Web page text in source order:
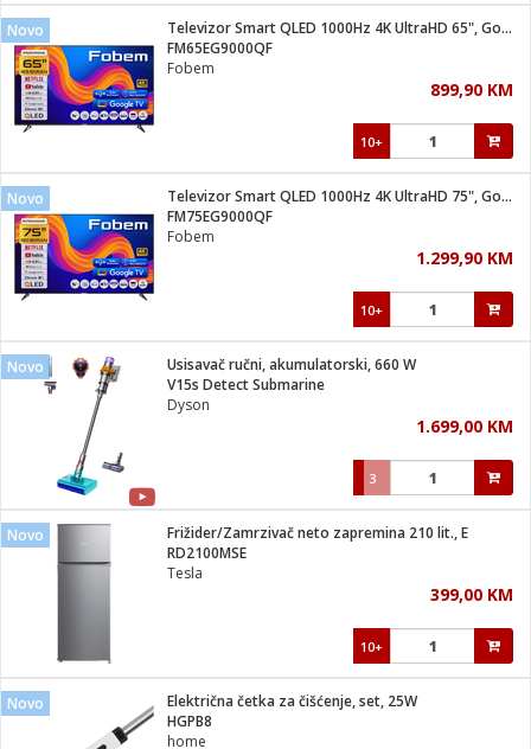
Vitrine
Sušilica
za kosu
brijanje
tuš
Novo
Televizor Smart QLED 1000Hz 4K UltraHD 65", Google TV
FM65EG9000QF
Fobem
899,90 KM
10+
Novo
Televizor Smart QLED 1000Hz 4K UltraHD 75", Google TV
FM75EG9000QF
Fobem
1.299,90 KM
10+
Novo
Usisavač ručni, akumulatorski, 660 W
V15s Detect Submarine
Dyson
1.699,00 KM
3
Novo
Frižider/Zamrzivač neto zapremina 210 lit., E
RD2100MSE
Tesla
399,00 KM
10+
Novo
Električna četka za čišćenje, set, 25W
HGPB8
home